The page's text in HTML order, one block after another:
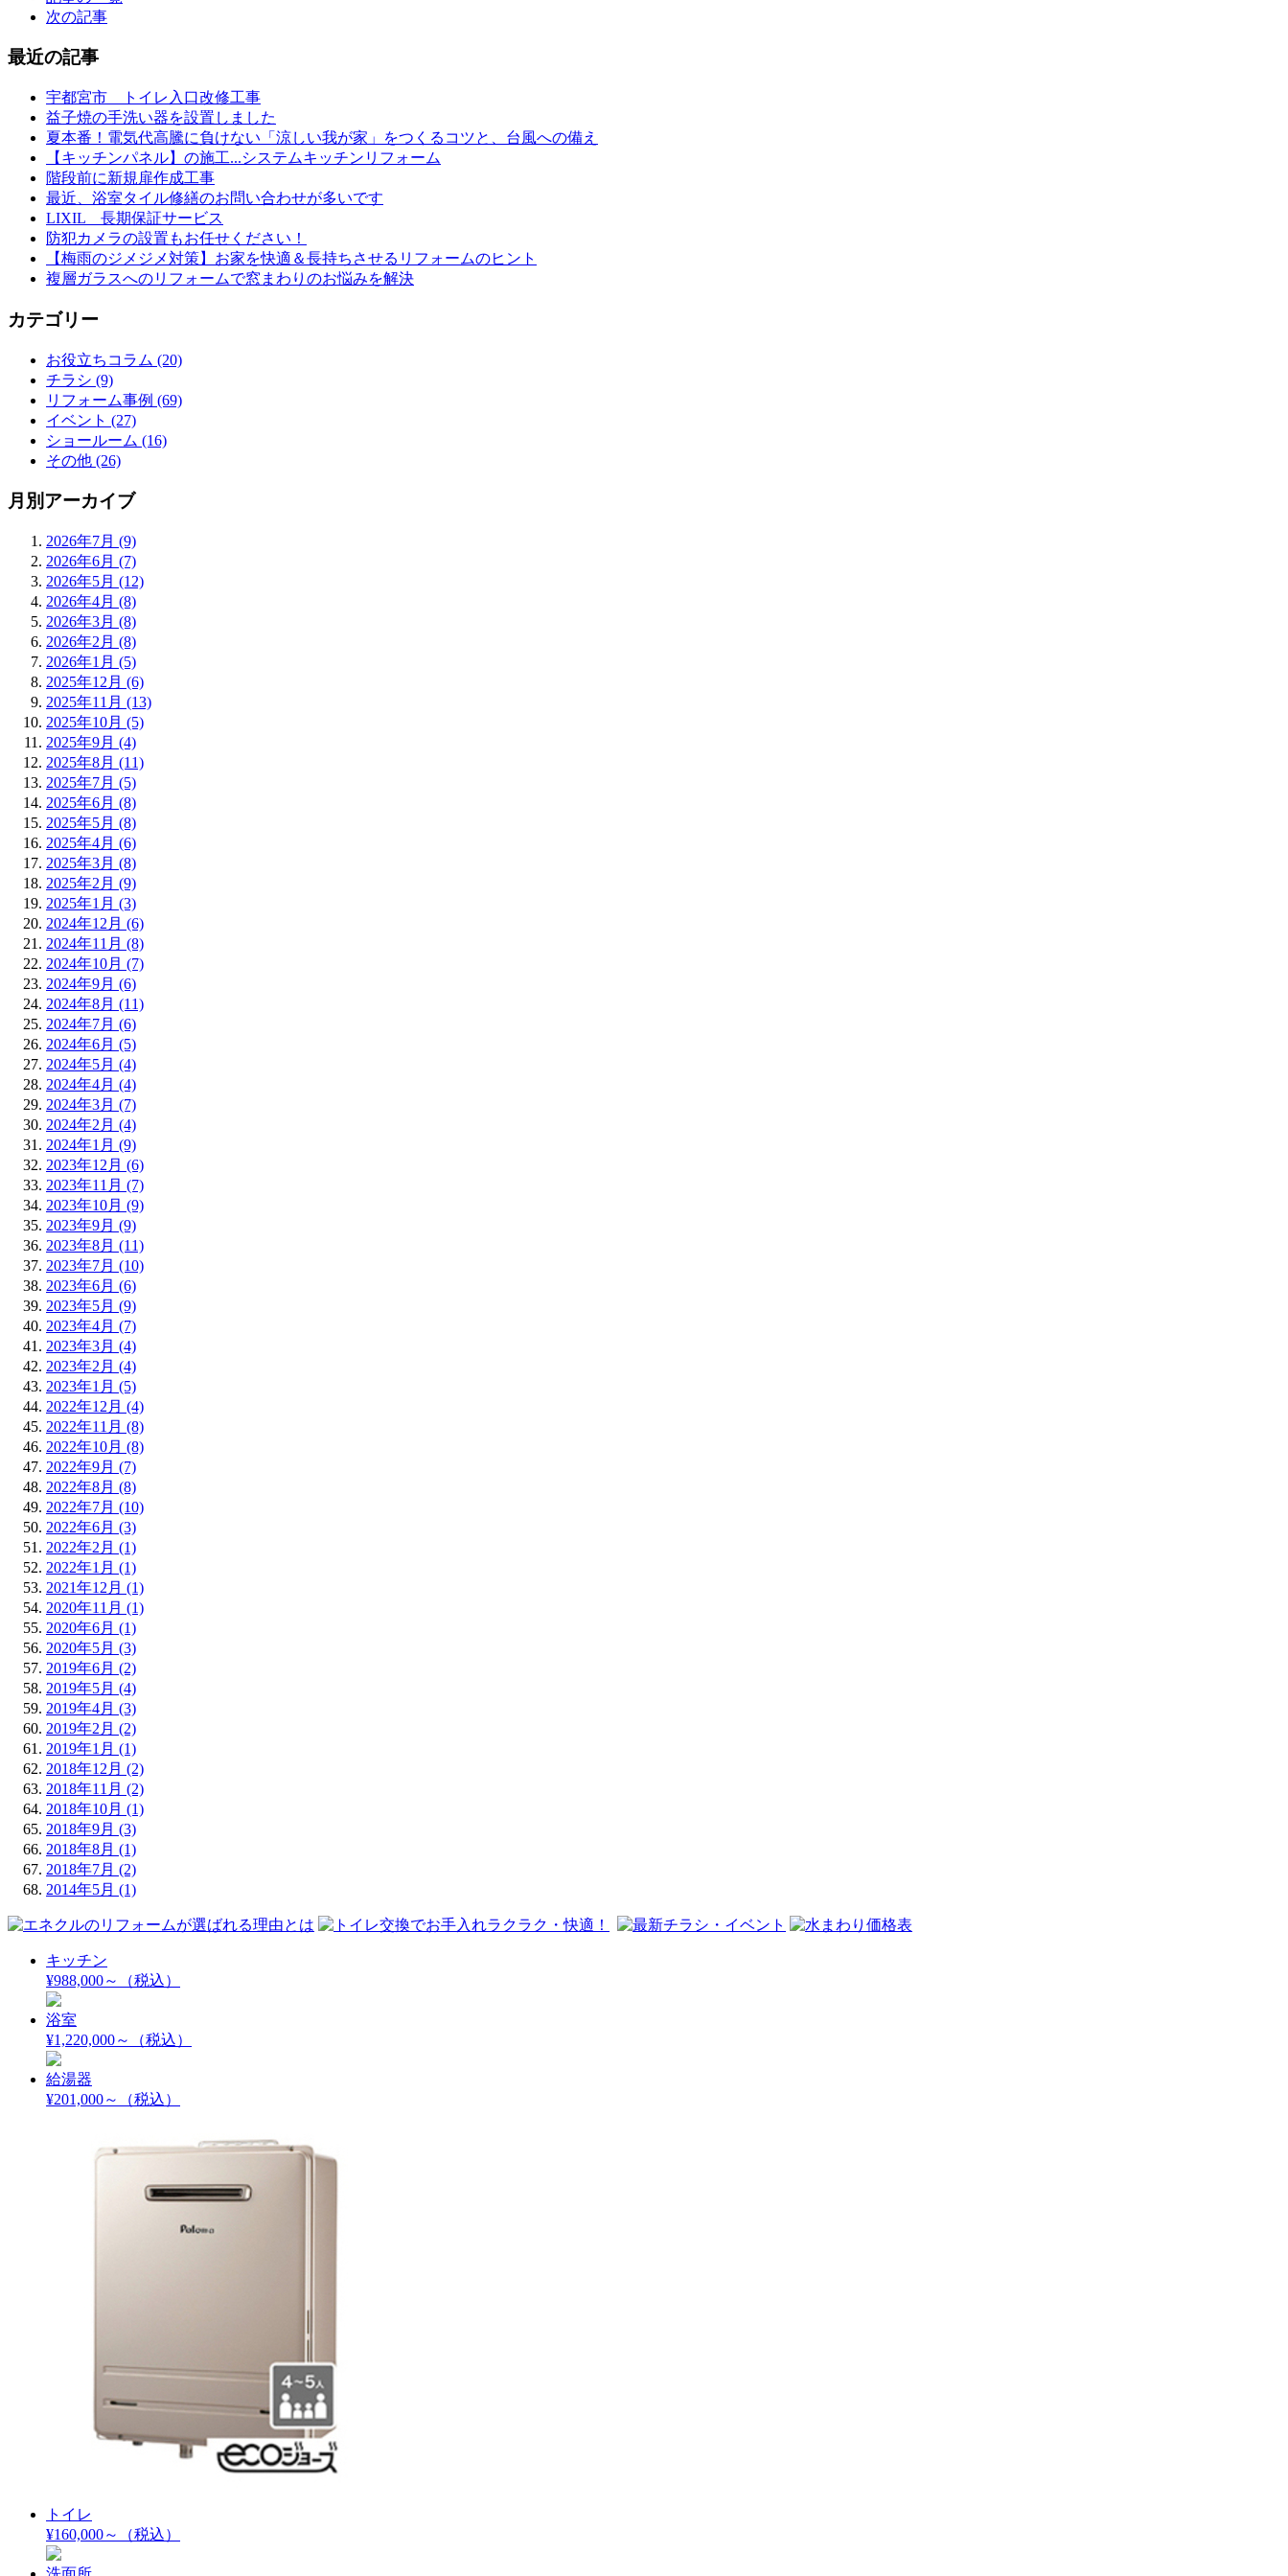
次の記事
最近の記事
宇都宮市 トイレ入口改修工事
益子焼の手洗い器を設置しました
夏本番！電気代高騰に負けない「涼しい我が家」をつくるコツと、台風への備え
【キッチンパネル】の施工...システムキッチンリフォーム
階段前に新規扉作成工事
最近、浴室タイル修繕のお問い合わせが多いです
LIXIL 長期保証サービス
防犯カメラの設置もお任せください！
【梅雨のジメジメ対策】お家を快適＆長持ちさせるリフォームのヒント
複層ガラスへのリフォームで窓まわりのお悩みを解決
カテゴリー
お役立ちコラム (20)
チラシ (9)
リフォーム事例 (69)
イベント (27)
ショールーム (16)
その他 (26)
月別アーカイブ
2026年7月 (9)
2026年6月 (7)
2026年5月 (12)
2026年4月 (8)
2026年3月 (8)
2026年2月 (8)
2026年1月 (5)
2025年12月 (6)
2025年11月 (13)
2025年10月 (5)
2025年9月 (4)
2025年8月 (11)
2025年7月 (5)
2025年6月 (8)
2025年5月 (8)
2025年4月 (6)
2025年3月 (8)
2025年2月 (9)
2025年1月 (3)
2024年12月 (6)
2024年11月 (8)
2024年10月 (7)
2024年9月 (6)
2024年8月 (11)
2024年7月 (6)
2024年6月 (5)
2024年5月 (4)
2024年4月 (4)
2024年3月 (7)
2024年2月 (4)
2024年1月 (9)
2023年12月 (6)
2023年11月 (7)
2023年10月 (9)
2023年9月 (9)
2023年8月 (11)
2023年7月 (10)
2023年6月 (6)
2023年5月 (9)
2023年4月 (7)
2023年3月 (4)
2023年2月 (4)
2023年1月 (5)
2022年12月 (4)
2022年11月 (8)
2022年10月 (8)
2022年9月 (7)
2022年8月 (8)
2022年7月 (10)
2022年6月 (3)
2022年2月 (1)
2022年1月 (1)
2021年12月 (1)
2020年11月 (1)
2020年6月 (1)
2020年5月 (3)
2019年6月 (2)
2019年5月 (4)
2019年4月 (3)
2019年2月 (2)
2019年1月 (1)
2018年12月 (2)
2018年11月 (2)
2018年10月 (1)
2018年9月 (3)
2018年8月 (1)
2018年7月 (2)
2014年5月 (1)
キッチン
¥988,000～
（税込）
浴室
¥1,220,000～
（税込）
給湯器
¥201,000～
（税込）
トイレ
¥160,000～
（税込）